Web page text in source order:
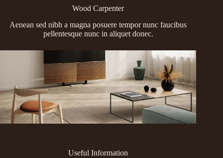
Wood Carpenter
Aenean sed nibh a magna posuere tempor nunc faucibus
pellentesque nunc in aliquet donec.
Useful Information